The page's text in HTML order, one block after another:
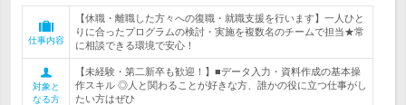
仕事内容
【休職・離職した方々への復職・就職支援を行います】一人ひと
りに合ったプログラムの検討・実施を複数名のチームで担当★常
に相談できる環境で安心！
対象と
なる方
【未経験・第二新卒も歓迎！】■データ入力・資料作成の基本操
作スキル ◎人と関わることが好きな方、誰かの役に立つ仕事がし
たい方はぜひ